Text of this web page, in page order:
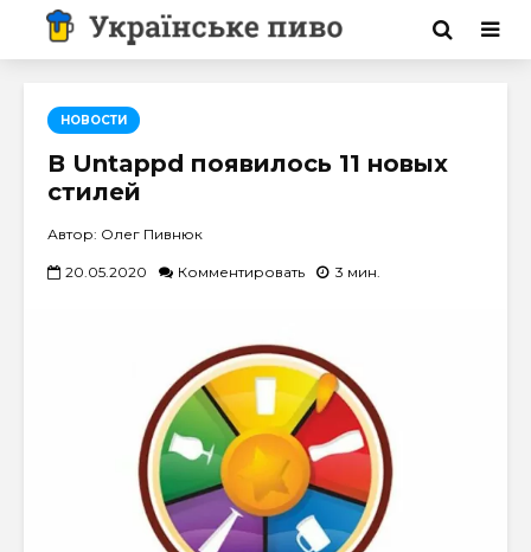
НОВОСТИ
В Untappd появилось 11 новых
стилей
Автор: Олег Пивнюк
20.05.2020 Комментировать 3 мин.